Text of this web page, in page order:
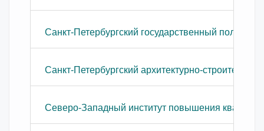
Санкт-Петербургский государственный
Санкт-Петербургский архитектурно-
Северо-Западный институт повышения